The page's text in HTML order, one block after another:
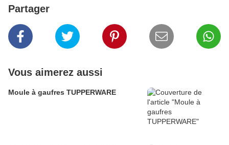
Partager
Vous aimerez aussi
Moule à gaufres TUPPERWARE